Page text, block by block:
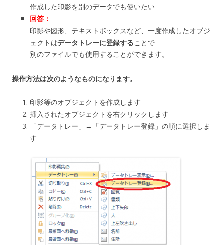
作成した印影を別のデータでも使いたい
回答：
印影や図形、テキストボックスなど、一度作成したオブジ
ェクトはデータトレーに登録することで
別のファイルでも使用することができます。
操作方法は次のようなものになります。
印影等のオブジェクトを作成します
挿入されたオブジェクトを右クリックします
「データトレー」→「データトレー登録」の順に選択しま
す